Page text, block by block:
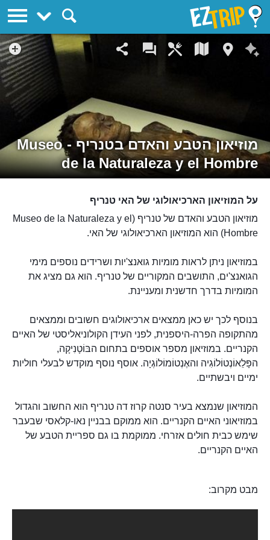
מוזיאון הטבע והאדם בטנריף - Museo
de la Naturaleza y el Hombre
על המוזיאון הארכיאולוגי של האי טנריף
מוזיאון הטבע והאדם של טנריף (Museo de la Naturaleza y el
Hombre) הוא המוזיאון הארכיאולוגי של האי.
במוזיאון ניתן לראות מומיות גואנצ'יות ושרידים נוספים מימי
הגואנצ'ים, התושבים המקוריים של טנריף. הוא גם מציג את
המומיות בדרך חדשנית ומעניינת.
בנוסף לכך יש כאן ממצאים ארכיאולוגים חשובים וממצאים
מהתקופה הפרה-היספנית, לפני העידן הקולוניאליסטי של האיים
הקנריים. במוזיאון מספר אוספים בתחום הבּוֹטָנִיקָה,
הפָּלֵאוֹנְטוֹלוֹגִיה והאֶנְטוֹמוֹלוֹגְיָה. אוסף נוסף מוקדש לבעלי חוליות
ימיים ויבשתיים.
המוזיאון שנמצא בעיר סנטה קרוז דה טנריף הוא החשוב והגדול
במוזיאוני האיים הקנריים. הוא ממוקם בבניין נאו-קלאסי שבעבר
שימש כבית חולים אזרחי. ממוקמת בו גם ספריית הטבע של
האיים הקנריים.
מבט מקרוב:
EZTrip